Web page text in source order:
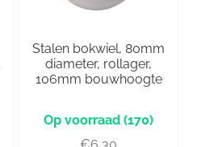
Stalen bokwiel, 80mm
diameter, rollager,
106mm bouwhoogte
(170)
€6,30